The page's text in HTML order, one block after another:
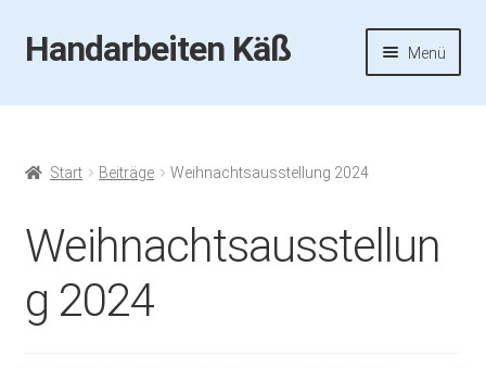
Zur
Navigation
Zum
Inhalt
Handarbeiten Käß Menü
Startseite
Aktuelles
Start Beiträge Weihnachtsausstellung 2024
Weihnachtsausstellun
g 2024